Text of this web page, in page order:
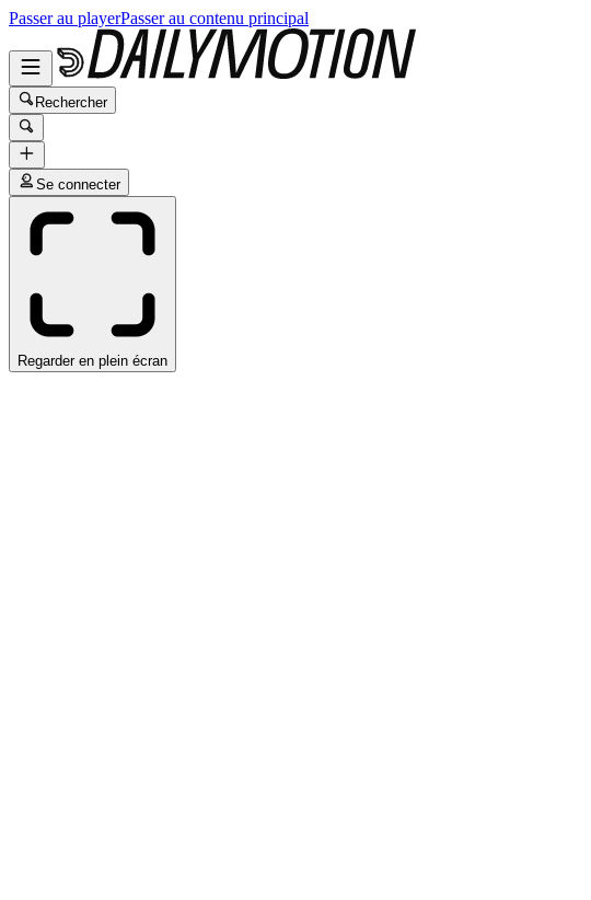
Passer au playerPasser au contenu principal
Rechercher
Se connecter
Regarder en plein écran